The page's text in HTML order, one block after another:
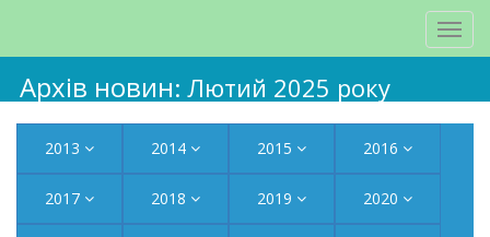
Архів новин: Лютий 2025 року
2013 2014 2015 2016
2017 2018 2019 2020